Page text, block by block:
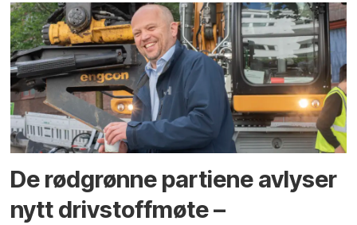
De rødgrønne partiene avlyser
nytt drivstoffmøte –